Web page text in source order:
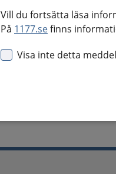
Vill du fortsätta läsa
På 1177.sefinns
Visa inte detta
Välj region
basalcellscancer